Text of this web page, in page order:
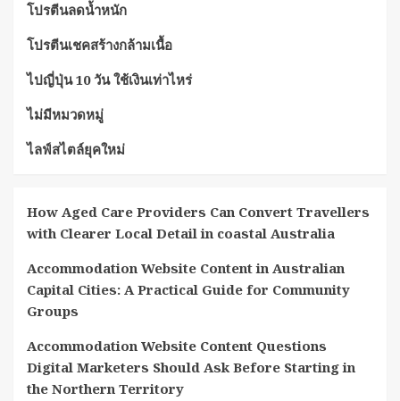
โปรตีนลดน้ำหนัก
โปรตีนเชคสร้างกล้ามเนื้อ
ไปญี่ปุ่น 10 วัน ใช้เงินเท่าไหร่
ไม่มีหมวดหมู่
ไลฟ์สไตล์ยุคใหม่
How Aged Care Providers Can Convert Travellers
with Clearer Local Detail in coastal Australia
Accommodation Website Content in Australian
Capital Cities: A Practical Guide for Community
Groups
Accommodation Website Content Questions
Digital Marketers Should Ask Before Starting in
the Northern Territory